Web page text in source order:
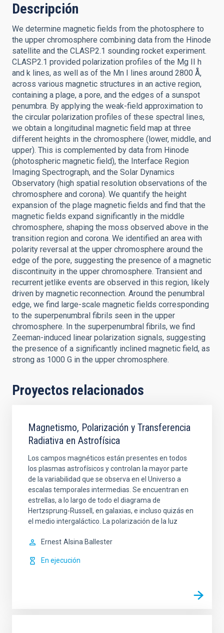
Descripción
We determine magnetic fields from the photosphere to
the upper chromosphere combining data from the Hinode
satellite and the CLASP2.1 sounding rocket experiment.
CLASP2.1 provided polarization profiles of the Mg II h
and k lines, as well as of the Mn I lines around 2800 Å,
across various magnetic structures in an active region,
containing a plage, a pore, and the edges of a sunspot
penumbra. By applying the weak-field approximation to
the circular polarization profiles of these spectral lines,
we obtain a longitudinal magnetic field map at three
different heights in the chromosphere (lower, middle, and
upper). This is complemented by data from Hinode
(photospheric magnetic field), the Interface Region
Imaging Spectrograph, and the Solar Dynamics
Observatory (high spatial resolution observations of the
chromosphere and corona). We quantify the height
expansion of the plage magnetic fields and find that the
magnetic fields expand significantly in the middle
chromosphere, shaping the moss observed above in the
transition region and corona. We identified an area with
polarity reversal at the upper chromosphere around the
edge of the pore, suggesting the presence of a magnetic
discontinuity in the upper chromosphere. Transient and
recurrent jetlike events are observed in this region, likely
driven by magnetic reconnection. Around the penumbral
edge, we find large-scale magnetic fields corresponding
to the superpenumbral fibrils seen in the upper
chromosphere. In the superpenumbral fibrils, we find
Zeeman-induced linear polarization signals, suggesting
the presence of a significantly inclined magnetic field, as
strong as 1000 G in the upper chromosphere.
Proyectos relacionados
Magnetismo, Polarización y Transferencia
Radiativa en Astrofísica
Los campos magnéticos están presentes en todos
los plasmas astrofísicos y controlan la mayor parte
de la variabilidad que se observa en el Universo a
escalas temporales intermedias. Se encuentran en
estrellas, a lo largo de todo el diagrama de
Hertzsprung-Russell, en galaxias, e incluso quizás en
el medio intergaláctico. La polarización de la luz
Ernest Alsina Ballester
En ejecución